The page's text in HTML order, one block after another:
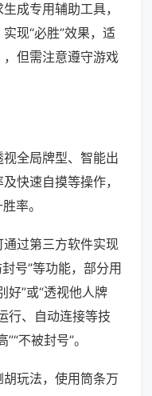
成专用辅助工具，
现“必胜”效果，适
但需注意遵守游戏
全局牌型、智能出
快速自摸等操作，
率。
过第三方软件实现
号”等功能，部分用
好”或“透视他人牌
行、自动连接等技
不被封号”。
玩法，使用筒条万